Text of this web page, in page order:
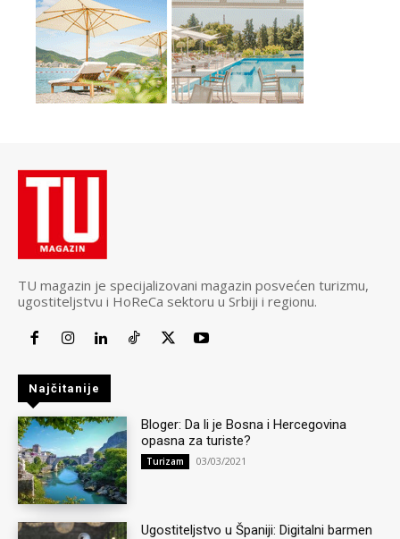
TU magazin je specijalizovani magazin posvećen turizmu,
ugostiteljstvu i HoReCa sektoru u Srbiji i regionu.
Najčitanije
Bloger: Da li je Bosna i Hercegovina
opasna za turiste?
Turizam 03/03/2021
Ugostiteljstvo u Španiji: Digitalni barmen